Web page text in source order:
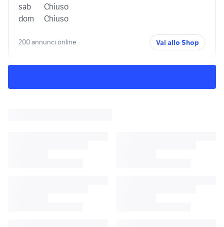
sab
Chiuso
dom
Chiuso
200 annunci online Vai allo Shop